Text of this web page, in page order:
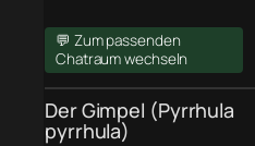
💬 Zum passenden
Chatraum wechseln
Der Gimpel (Pyrrhula
pyrrhula)